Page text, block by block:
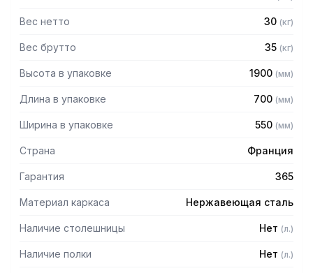
Вес нетто 30 (кг)
Вес брутто 35 (кг)
Высота в упаковке 1900 (мм)
Длина в упаковке 700 (мм)
Ширина в упаковке 550 (мм)
Страна Франция
Гарантия 365
Материал каркаса Нержавеющая сталь
Наличие столешницы Нет (л.)
Наличие полки Нет (л.)